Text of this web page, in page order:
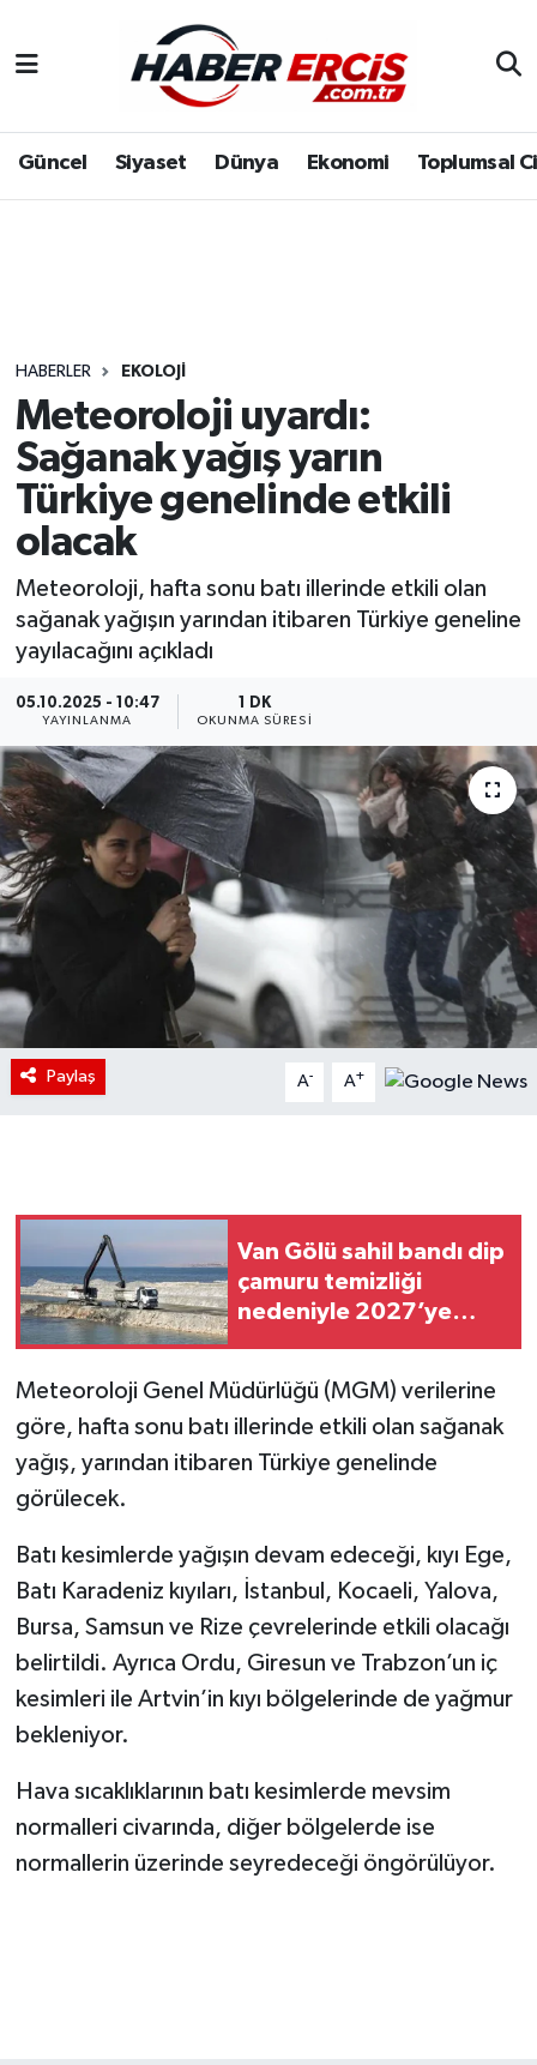
Güncel Siyaset Dünya Ekonomi Toplumsal
HABERLER EKOLOJI
Meteoroloji uyardı:
Sağanak yağış yarın
Türkiye genelinde etkili
olacak
Meteoroloji, hafta sonu batı illerinde etkili olan
sağanak yağışın yarından itibaren Türkiye geneline
yayılacağını açıkladı
05.10.2025 - 10:47
YAYINLANMA
1 DK
OKUNMA SÜRESI
Paylaş A- A+
Van Gölü sahil bandı dip
çamuru temizliği
nedeniyle 2027’ye
Meteoroloji Genel Müdürlüğü (MGM) verilerine
göre, hafta sonu batı illerinde etkili olan sağanak
yağış, yarından itibaren Türkiye genelinde
görülecek.
Batı kesimlerde yağışın devam edeceği, kıyı Ege,
Batı Karadeniz kıyıları, İstanbul, Kocaeli, Yalova,
Bursa, Samsun ve Rize çevrelerinde etkili olacağı
belirtildi. Ayrıca Ordu, Giresun ve Trabzon’un iç
kesimleri ile Artvin’in kıyı bölgelerinde de yağmur
bekleniyor.
Hava sıcaklıklarının batı kesimlerde mevsim
normalleri civarında, diğer bölgelerde ise
normallerin üzerinde seyredeceği öngörülüyor.